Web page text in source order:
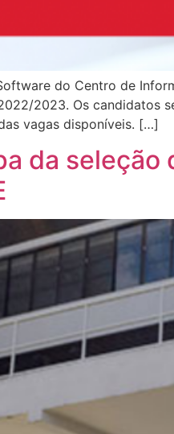
do Centro de
2023. Os candidatos
vagas disponíveis. […]
da seleção